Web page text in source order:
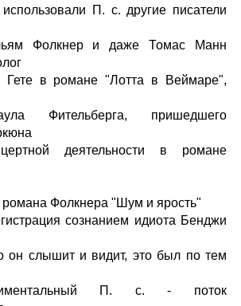
П. с. другие писатели
Фолкнер и даже Томас Манн
Гете в романе "Лотта в Веймаре",
Фительберга, пришедшего
деятельности в романе
романа Фолкнера "Шум и ярость"
сознанием идиота Бенджи
он слышит и видит, это был по тем
П. с. - поток